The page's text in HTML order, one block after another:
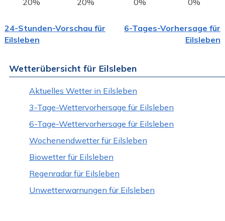
20% 20% 0% 0%
24-Stunden-Vorschau für
Eilsleben
6-Tages-Vorhersage für
Eilsleben
Wetterübersicht für Eilsleben
Aktuelles Wetter in Eilsleben
3-Tage-Wettervorhersage für Eilsleben
6-Tage-Wettervorhersage für Eilsleben
Wochenendwetter für Eilsleben
Biowetter für Eilsleben
Regenradar für Eilsleben
Unwetterwarnungen für Eilsleben